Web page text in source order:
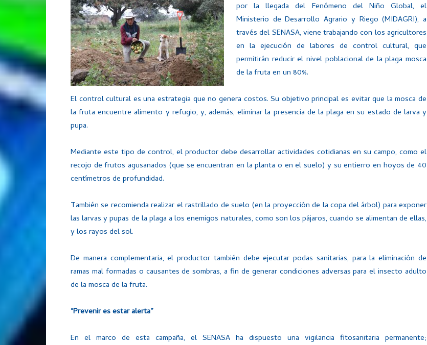
por la llegada del Fenómeno del Niño Global, el
Ministerio de Desarrollo Agrario y Riego (MIDAGRI), a
través del SENASA, viene trabajando con los agricultores
en la ejecución de labores de control cultural, que
permitirán reducir el nivel poblacional de la plaga mosca
de la fruta en un 80%.
El control cultural es una estrategia que no genera costos. Su objetivo principal es evitar que la mosca de
la fruta encuentre alimento y refugio, y, además, eliminar la presencia de la plaga en su estado de larva y
pupa.
Mediante este tipo de control, el productor debe desarrollar actividades cotidianas en su campo, como el
recojo de frutos agusanados (que se encuentran en la planta o en el suelo) y su entierro en hoyos de 40
centímetros de profundidad.
También se recomienda realizar el rastrillado de suelo (en la proyección de la copa del árbol) para exponer
las larvas y pupas de la plaga a los enemigos naturales, como son los pájaros, cuando se alimentan de ellas,
y los rayos del sol.
De manera complementaria, el productor también debe ejecutar podas sanitarias, para la eliminación de
ramas mal formadas o causantes de sombras, a fin de generar condiciones adversas para el insecto adulto
de la mosca de la fruta.
“Prevenir es estar alerta”
En el marco de esta campaña, el SENASA ha dispuesto una vigilancia fitosanitaria permanente;